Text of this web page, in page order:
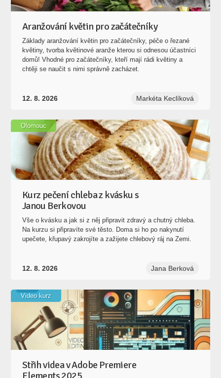
Aranžování květin pro začátečníky
Základy aranžování květin pro začátečníky, péče o řezané
květiny, tvorba květinové aranže kterou si odnesou účastníci
domů! Vhodné pro začátečníky, kteří mají rádi květiny a
chtěji se naučit s nimi správně zacházet.
12. 8. 2026 Markéta Keclíková
Kurz pečení chleba z kvásku s
Janou Berkovou
Vše o kvásku a jak si z něj připravit zdravý a chutný chleba.
Na kurzu si připravíte své těsto. Doma si ho po nakynutí
upečete, křupavý zakrojíte a zažijete chlebový ráj na Zemi.
12. 8. 2026 Jana Berková
Olomouc
Střih videa v Adobe Premiere
Video kurz